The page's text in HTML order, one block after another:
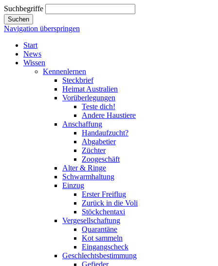
Suchbegriffe
Suchen
Navigation überspringen
Start
News
Wissen
Kennenlernen
Steckbrief
Heimat Australien
Vorüberlegungen
Teste dich!
Andere Haustiere
Anschaffung
Handaufzucht?
Abgabetier
Züchter
Zoogeschäft
Alter & Ringe
Schwarmhaltung
Einzug
Erster Freiflug
Zurück in die Voli
Stöckchentaxi
Vergesellschaftung
Quarantäne
Kot sammeln
Eingangscheck
Geschlechtsbestimmung
Gefieder